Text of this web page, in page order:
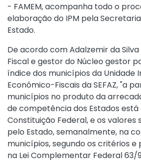
- FAMEM, acompanha todo o
elaboração do IPM pela
Estado.
De acordo com Adalzemir da
Fiscal e gestor do Núcleo gestor
índice dos municípios da Unidade
Econômico-Fiscais da SEFAZ, "a
municípios no produto da
de competência dos Estados
Constituição Federal, e os valores
pelo Estado, semanalmente, na
municípios, segundo os critérios e
na Lei Complementar Federal 63/